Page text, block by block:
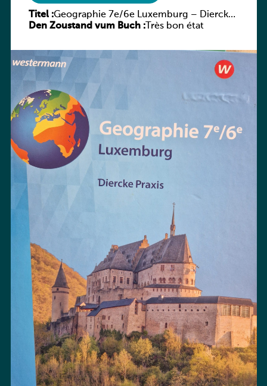
Titel :Geographie 7e/6e Luxemburg – Diercke
Praxis
Den Zoustand vum Buch :Très bon état